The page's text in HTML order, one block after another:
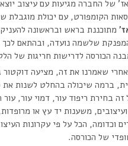
של החברה מגיעות עם עיצוב
הקומפורט, עם יכולת
מתוכננת בראש ובראשונה להעניק
שלשמה נועדה, ובהתאם
הכורסה לדרישות חריגות של
שאמרנו את זה, מציעה דוקטור
ברמה שיכולה בהחלט לשנות
בחירת ריפוד עור, דמוי עור, עור
משענות יד עץ או
וכדומה, הכל על פי עקרונות
של הכורסה.